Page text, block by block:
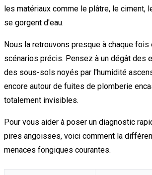
les matériaux comme le plâtre, le ciment,
se gorgent d'eau.
Nous la retrouvons presque à chaque fois
scénarios précis. Pensez à un dégât des
des sous-sols noyés par l'humidité
encore autour de fuites de plomberie
totalement invisibles.
Pour vous aider à poser un diagnostic
pires angoisses, voici comment la
menaces fongiques courantes.